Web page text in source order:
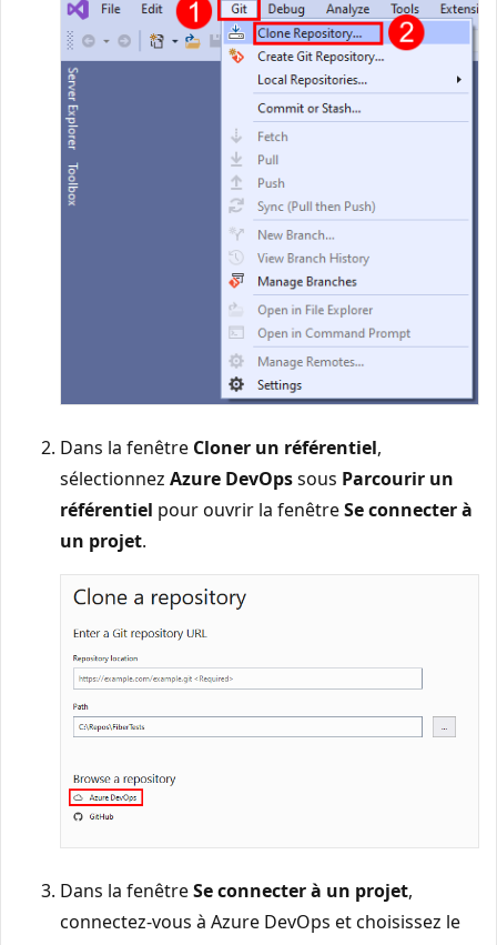
Dans la fenêtre Cloner un référentiel,
sélectionnez Azure DevOpssous Parcourir un
référentiel pour ouvrir la fenêtreSe connecter à
un projet.
Dans la fenêtreSe connecter à un projet,
connectez-vous à Azure DevOps et choisissez le